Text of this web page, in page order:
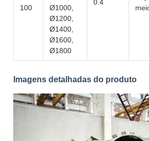
100
Ø1000,
Ø1200,
Ø1400,
Ø1600,
Ø1800
0.4
Imagens detalhadas do produto